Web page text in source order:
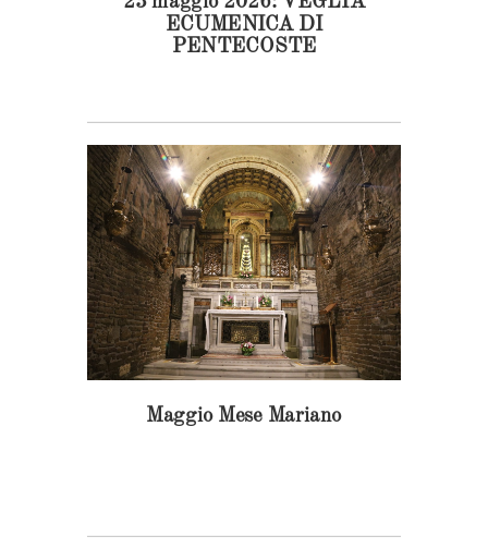
ECUMENICA DI
PENTECOSTE
Maggio Mese Mariano